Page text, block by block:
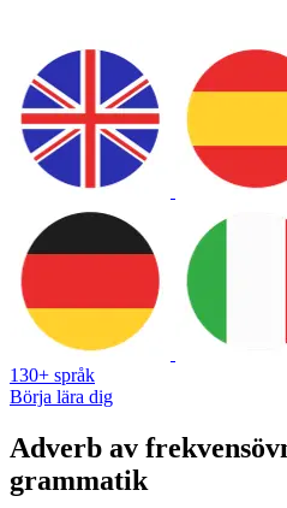
130+ språk
Börja lära dig
Adverb av
grammatik